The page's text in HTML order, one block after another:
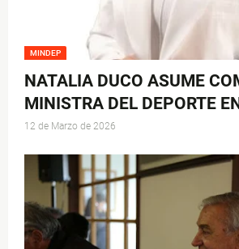
MINDEP
NATALIA DUCO ASUME
MINISTRA DEL DEPORTE
12 de Marzo de 2026